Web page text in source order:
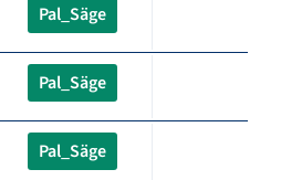
Pal_Säge
Pal_Säge
Pal_Säge